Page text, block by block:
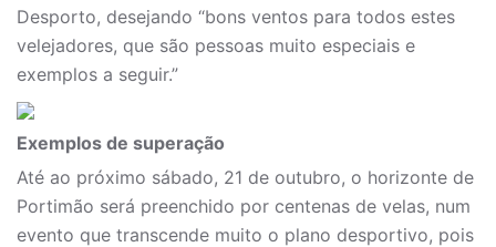
Desporto, desejando “bons ventos para todos estes
velejadores, que são pessoas muito especiais e
exemplos a seguir.”
Exemplos de superação
Até ao próximo sábado, 21 de outubro, o horizonte de
Portimão será preenchido por centenas de velas, num
evento que transcende muito o plano desportivo, pois